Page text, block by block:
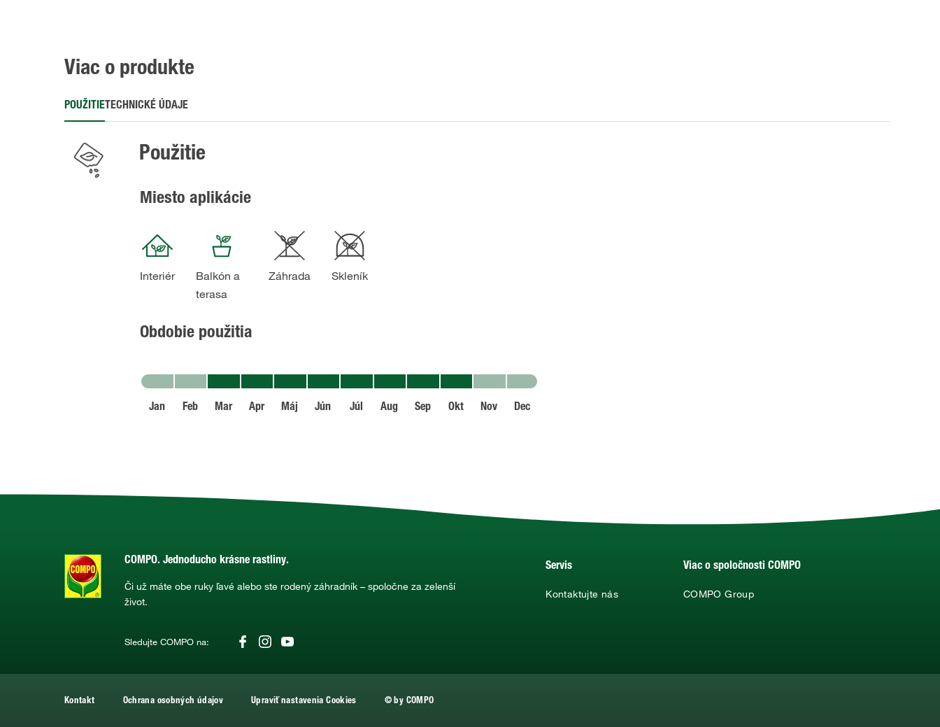
Viac o produkte
POUŽITIETECHNICKÉ ÚDAJE
Použitie
Miesto aplikácie
Interiér
Balkón a
terasa
Záhrada Skleník
Obdobie použitia
Jan Feb Mar Apr Máj Jún Júl Aug Sep Okt Nov Dec
COMPO. Jednoducho krásne rastliny.
Či už máte obe ruky ľavé alebo ste rodený záhradník – spoločne za zelenší
život.
Sledujte COMPO na:
Servis
Kontaktujte nás
Viac o spoločnosti COMPO
COMPO Group
Kontakt Ochrana osobných údajov Upraviť nastavenia Cookies © by COMPO